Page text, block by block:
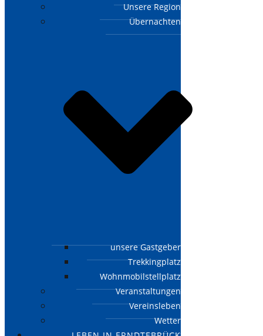
Unsere Region
Übernachten
unsere Gastgeber
Trekkingplatz
Wohnmobilstellplatz
Veranstaltungen
Vereinsleben
Wetter